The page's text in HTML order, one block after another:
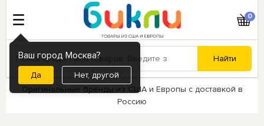
Ваш город Москва?
Нет, другой
0
Оригинальные бренды из США и Европы с доставкой в
Россию